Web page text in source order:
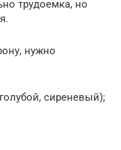
трудоемка, но
нужно
сиреневый);